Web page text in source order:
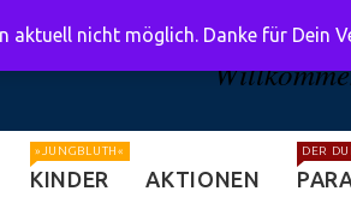
KINDER
»JUNGBLUTH«
AKTIONEN
DER
aktuell nicht möglich. Danke für Dein